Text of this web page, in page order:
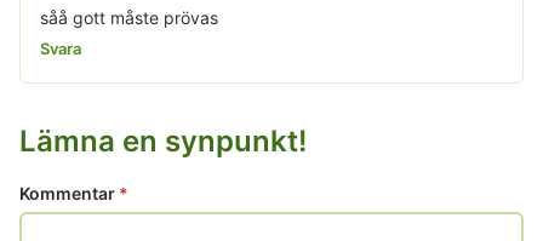
såå gott måste prövas
Svara
Lämna en synpunkt!
Kommentar *